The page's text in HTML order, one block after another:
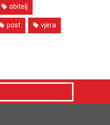
obitelj
post vjera